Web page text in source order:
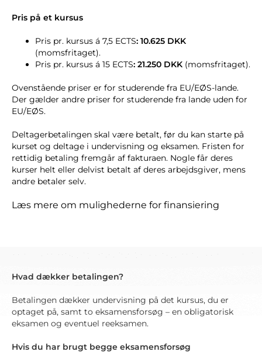
Pris på et kursus
Pris pr. kursus á 7,5 ECTS: 10.625 DKK
(momsfritaget).
Pris pr. kursus á 15 ECTS: 21.250 DKK (momsfritaget).
Ovenstående priser er for studerende fra EU/EØS-lande.
Der gælder andre priser for studerende fra lande uden for
EU/EØS.
Deltagerbetalingen skal være betalt, før du kan starte på
kurset og deltage i undervisning og eksamen. Fristen for
rettidig betaling fremgår af fakturaen. Nogle får deres
kurser helt eller delvist betalt af deres arbejdsgiver, mens
andre betaler selv.
Læs mere om mulighederne for finansiering
Hvad dækker betalingen?
Betalingen dækker undervisning på det kursus, du er
optaget på, samt to eksamensforsøg – en obligatorisk
eksamen og eventuel reeksamen.
Hvis du har brugt begge eksamensforsøg